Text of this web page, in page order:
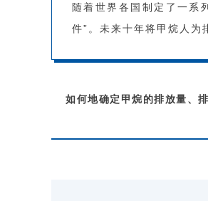
随着世界各国制定了一系
件”。未来十年将甲烷人为
如何地确定甲烷的排放量、